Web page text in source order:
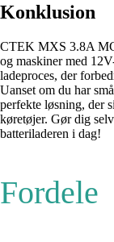
Konklusion
CTEK MXS 3.8A
og maskiner med
ladeproces, der
Uanset om du har
perfekte løsning, der
køretøjer. Gør dig
batteriladeren i dag!
Fordele